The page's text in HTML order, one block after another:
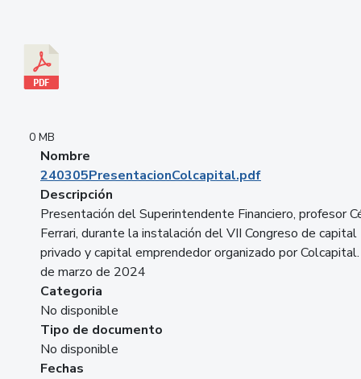
0 MB
Nombre
240305PresentacionColcapital.pdf
Descripción
Presentación del Superintendente Financiero, profesor
Ferrari, durante la instalación del VII Congreso de capital
privado y capital emprendedor organizado por
de marzo de 2024
Categoria
No disponible
Tipo de documento
No disponible
Fechas